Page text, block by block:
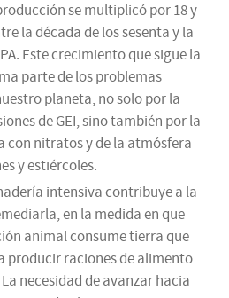
se multiplicó por 18 y
la década de los sesenta y la
Este crecimiento que sigue la
parte de los problemas
planeta, no solo por la
de GEI, sino también por la
con nitratos y de la atmósfera
y estiércoles.
intensiva contribuye a la
en la medida en que
animal consume tierra que
producir raciones de alimento
necesidad de avanzar hacia